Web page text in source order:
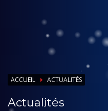
ACCUEIL ACTUALITÉS
Actualités